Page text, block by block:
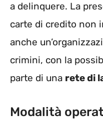
a delinquere. La
carte di credito non
anche
crimini, con la
parte di una rete di
Modalità